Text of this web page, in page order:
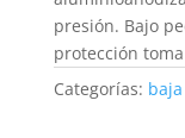
presión. Bajo
protección
Categorías: